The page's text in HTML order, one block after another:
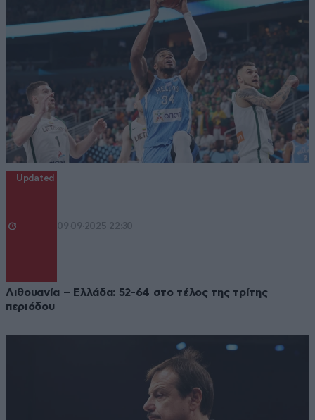
Updated
09·09·2025 22:30
Λιθουανία – Ελλάδα: 52-64 στο τέλος της τρίτης
περιόδου